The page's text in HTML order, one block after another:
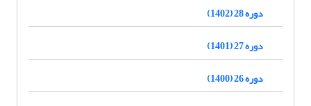
دوره 28 (1402)
دوره 27 (1401)
دوره 26 (1400)